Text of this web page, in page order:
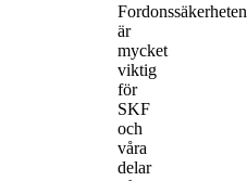
Fordonssäkerheten
är
mycket
viktig
för
SKF
och
våra
delar